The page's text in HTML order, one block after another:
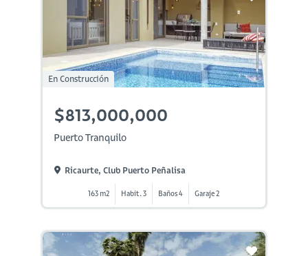
En Construcción
$813,000,000
Puerto Tranquilo
Ricaurte, Club Puerto Peñalisa
163 m2 Habit. 3 Baños 4 Garaje 2